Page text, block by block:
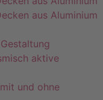
aus Aluminium
aktive
und ohne